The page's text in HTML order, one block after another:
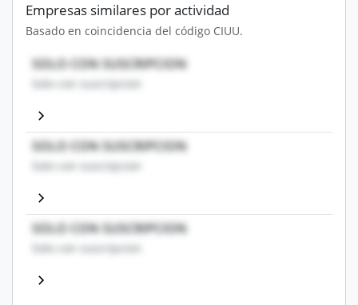
Empresas similares por actividad
Basado en coincidencia del código CIUU.
SOLO CON SUSCRIPCION
Solo con suscripcion
SOLO CON SUSCRIPCION
Solo con suscripcion
SOLO CON SUSCRIPCION
Solo con suscripcion